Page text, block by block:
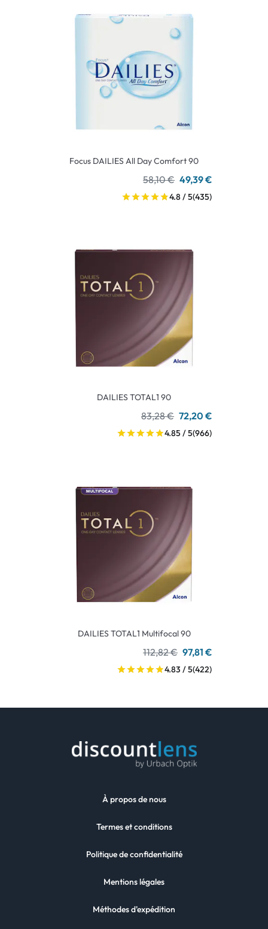
Focus DAILIES All Day Comfort 90
58,10 € 49,39 €
4.8 / 5(435)
DAILIES TOTAL1 90
83,28 € 72,20 €
4.85 / 5(966)
DAILIES TOTAL1 Multifocal 90
112,82 € 97,81 €
4.83 / 5(422)
À propos de nous
Termes et conditions
Politique de confidentialité
Mentions légales
Méthodes d'expédition